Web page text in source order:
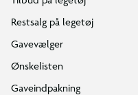
Restsalg på legetøj
Gavevælger
Ønskelisten
Gaveindpakning